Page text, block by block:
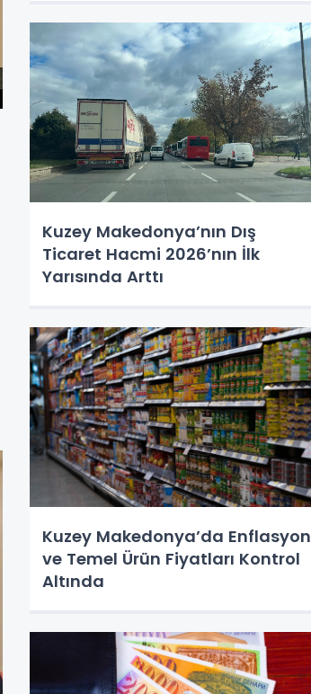
Kuzey Makedonya’nın Dış
Ticaret Hacmi 2026’nın İlk
Yarısında Arttı
Kuzey Makedonya’da Enflasyon
ve Temel Ürün Fiyatları Kontrol
Altında